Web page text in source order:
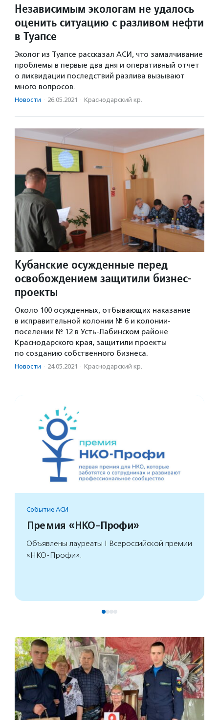
Независимым экологам не удалось
оценить ситуацию с разливом нефти
в Туапсе
Эколог из Туапсе рассказал АСИ, что замалчивание
проблемы в первые два дня и оперативный отчет
о ликвидации последствий разлива вызывают
много вопросов.
Новости · 26.05.2021 · Краснодарский кр.
Кубанские осужденные перед
освобождением защитили бизнес-
проекты
Около 100 осужденных, отбывающих наказание
в исправительной колонии № 6 и колонии-
поселении № 12 в Усть-Лабинском районе
Краснодарского края, защитили проекты
по созданию собственного бизнеса.
Новости · 24.05.2021 · Краснодарский кр.
Событие АСИ
Премия «НКО-Профи»
Объявлены лауреаты I Всероссийской премии
«НКО-Профи».